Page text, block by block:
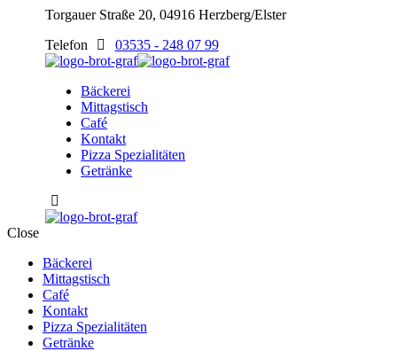
Torgauer Straße 20, 04916 Herzberg/Elster
Telefon
03535 - 248 07 99
Bäckerei
Mittagstisch
Café
Kontakt
Pizza Spezialitäten
Getränke
Close
Bäckerei
Mittagstisch
Café
Kontakt
Pizza Spezialitäten
Getränke